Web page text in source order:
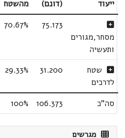
ייעוד
(דונם)
מהשטח
מסחר,מגורים
ותעשיה
75.173
70.67%
שטח
לדרכים
31.200
29.33%
סה"כ 106.373
100%
מגרשים